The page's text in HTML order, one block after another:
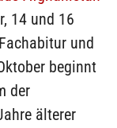
14 und 16
und
beginnt
der
älterer